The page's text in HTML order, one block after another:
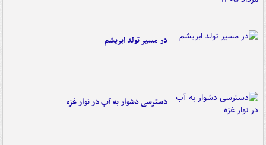
در مسیر تولد ابریشم
دسترسی دشوار به آب در نوار غزه